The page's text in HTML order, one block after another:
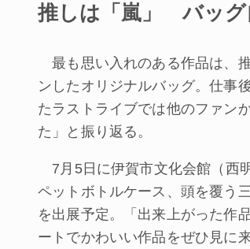
推しは「嵐」 バッグ
最も思い入れのある作品は、
ンしたオリジナルバッグ。仕事
たラストライブでは他のファン
た」と振り返る。
7月5日に伊賀市文化会館（西
ペットボトルケース、頭を覆う
を出展予定。「出来上がった作
ートでかわいい作品をぜひ見に